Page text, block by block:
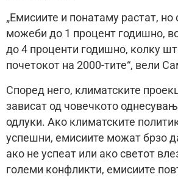
„Емисиите и понатаму растат, но
можеби до 1 процент годишно,
до 4 проценти годишно, колку
почетокот на 2000-тите“, вели
Според него, климатските
зависат од човечкото
одлуки. Ако климатските
успешни, емисиите можат брзо
ако не успеат или ако светот
големи конфликти, емисиите